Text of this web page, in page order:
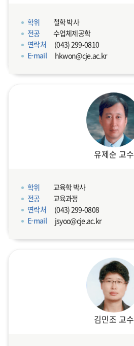
학위
철학 박사
전공
수업체제공학
연락처
(043) 299-0810
E-mail
hkwon@cje.ac.kr
유제순 교수
학위
교육학 박사
전공
교육과정
연락처
(043) 299-0808
E-mail
jsyoo@cje.ac.kr
김민조 교수